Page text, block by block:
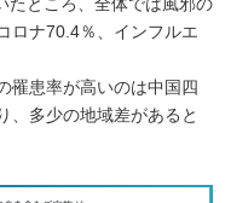
たところ、全体では風邪の
ロナ70.4％、インフルエ
罹患率が高いのは中国四
、多少の地域差があると